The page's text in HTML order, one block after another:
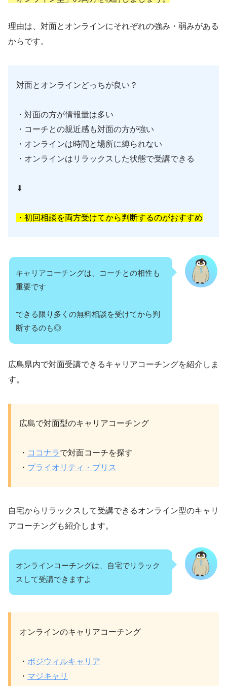
理由は、対面とオンラインにそれぞれの強み・弱みがある
からです。
対面とオンラインどっちが良い？
・対面の方が情報量は多い
・コーチとの親近感も対面の方が強い
・オンラインは時間と場所に縛られない
・オンラインはリラックスした状態で受講できる
⬇︎
・初回相談を両方受けてから判断するのがおすすめ
キャリアコーチングは、コーチとの相性も
重要です
できる限り多くの無料相談を受けてから判
断するのも◎
広島県内で対面受講できるキャリアコーチングを紹介しま
す。
広島で対面型のキャリアコーチング
・ ココナラで対面コーチを探す
・ プライオリティ・ブリス
自宅からリラックスして受講できるオンライン型のキャリ
アコーチングも紹介します。
オンラインコーチングは、自宅でリラック
スして受講できますよ
オンラインのキャリアコーチング
・ ポジウィルキャリア
・ マジキャリ